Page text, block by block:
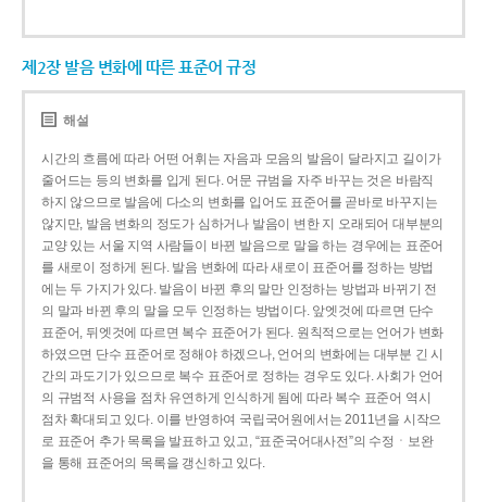
제2장 발음 변화에 따른 표준어 규정
해설
시간의 흐름에 따라 어떤 어휘는 자음과 모음의 발음이 달라지고 길이가
줄어드는 등의 변화를 입게 된다. 어문 규범을 자주 바꾸는 것은 바람직
하지 않으므로 발음에 다소의 변화를 입어도 표준어를 곧바로 바꾸지는
않지만, 발음 변화의 정도가 심하거나 발음이 변한 지 오래되어 대부분의
교양 있는 서울 지역 사람들이 바뀐 발음으로 말을 하는 경우에는 표준어
를 새로이 정하게 된다. 발음 변화에 따라 새로이 표준어를 정하는 방법
에는 두 가지가 있다. 발음이 바뀐 후의 말만 인정하는 방법과 바뀌기 전
의 말과 바뀐 후의 말을 모두 인정하는 방법이다. 앞엣것에 따르면 단수
표준어, 뒤엣것에 따르면 복수 표준어가 된다. 원칙적으로는 언어가 변화
하였으면 단수 표준어로 정해야 하겠으나, 언어의 변화에는 대부분 긴 시
간의 과도기가 있으므로 복수 표준어로 정하는 경우도 있다. 사회가 언어
의 규범적 사용을 점차 유연하게 인식하게 됨에 따라 복수 표준어 역시
점차 확대되고 있다. 이를 반영하여 국립국어원에서는 2011년을 시작으
로 표준어 추가 목록을 발표하고 있고, “표준국어대사전”의 수정ㆍ보완
을 통해 표준어의 목록을 갱신하고 있다.